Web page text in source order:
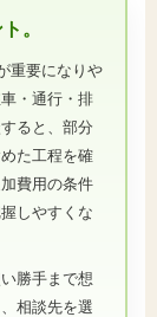
。
重要になりや
・通行・排
ると、部分
た工程を確
費用の条件
しやすくな
勝手まで想
相談先を選